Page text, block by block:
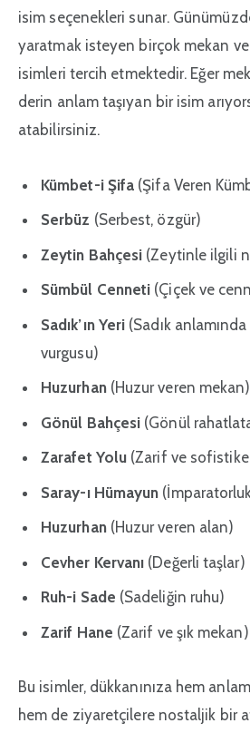
isim seçenekleri sunar.
yaratmak isteyen birçok mekan
isimleri tercih etmektedir. Eğer
derin anlam taşıyan bir isim
atabilirsiniz.
Kümbet-i Şifa (Şifa Veren
Serbüz (Serbest, özgür)
Zeytin Bahçesi (Zeytinle ilgili
Sümbül Cenneti (Çiçek ve
Sadık’ın Yeri (Sadık
vurgusu)
Huzurhan(Huzur veren mekan)
Gönül Bahçesi (Gönül
Zarafet Yolu (Zarif ve
Saray-ı Hümayun
Huzurhan(Huzur veren alan)
Cevher Kervanı (Değerli taşlar)
Ruh-i Sade (Sadeliğin ruhu)
Zarif Hane (Zarif ve şık mekan)
Bu isimler, dükkanınıza hem
hem de ziyaretçilere nostaljik bir